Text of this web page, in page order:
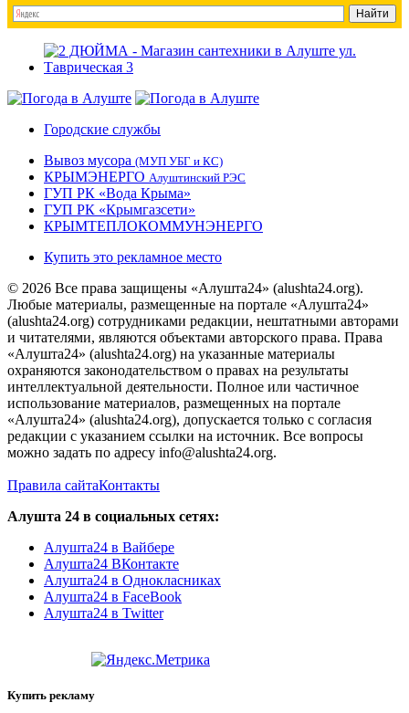
Городские службы
Вывоз мусора (МУП УБГ и КС)
КРЫМЭНЕРГО Алуштинский РЭС
ГУП РК «Вода Крыма»
ГУП РК «Крымгазсети»
КРЫМТЕПЛОКОММУНЭНЕРГО
Купить это рекламное место
© 2026 Все права защищены «Алушта24» (alushta24.org).
Любые материалы, размещенные на портале «Алушта24»
(alushta24.org) сотрудниками редакции, нештатными авторами
и читателями, являются объектами авторского права. Права
«Алушта24» (alushta24.org) на указанные материалы
охраняются законодательством о правах на результаты
интеллектуальной деятельности. Полное или частичное
использование материалов, размещенных на портале
«Алушта24» (alushta24.org), допускается только с согласия
редакции с указанием ссылки на источник. Все вопросы
можно задать по адресу info@alushta24.org.
Правила сайтаКонтакты
Алушта 24 в социальных сетях:
Алушта24 в Вайбере
Алушта24 ВКонтакте
Алушта24 в Однокласниках
Алушта24 в FaceBook
Алушта24 в Twitter
Купить рекламу